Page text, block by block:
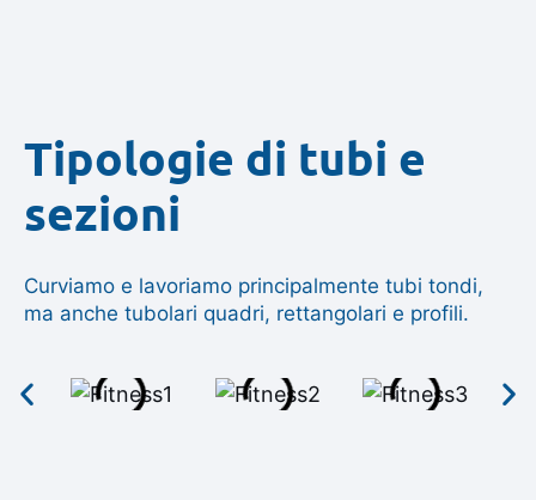
Tipologie di tubi e
sezioni
Curviamo e lavoriamo principalmente tubi tondi,
ma anche tubolari quadri, rettangolari e profili.